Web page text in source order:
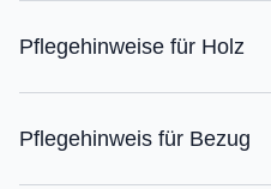
Pflegehinweise für Holz
Pflegehinweis für Bezug